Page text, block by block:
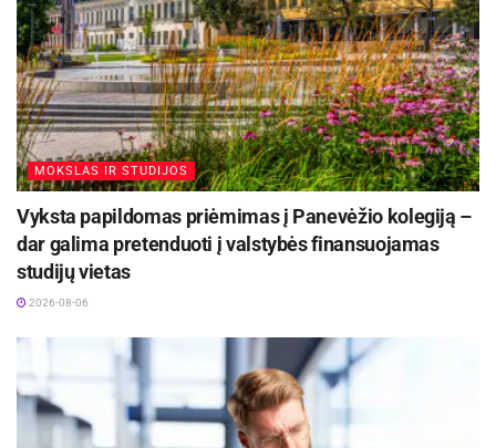
plėtrai, mokslo žinių pritaikymui praktikoje ir
padės pritraukti jaunus specialistus į Anykščių
kraštą.
Šaltinis: Anykščių rajono savivaldybė
MOKSLAS IR STUDIJOS
Vyksta papildomas priėmimas į Panevėžio kolegiją –
dar galima pretenduoti į valstybės finansuojamas
studijų vietas
2026-08-06